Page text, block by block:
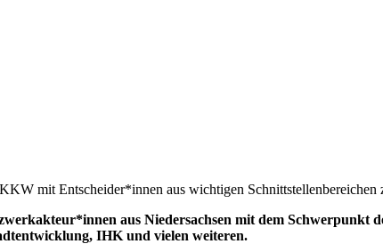
mit Entscheider*innen aus wichtigen Schnittstellenbereichen
aus Niedersachsen mit dem
IHK und vielen weiteren.